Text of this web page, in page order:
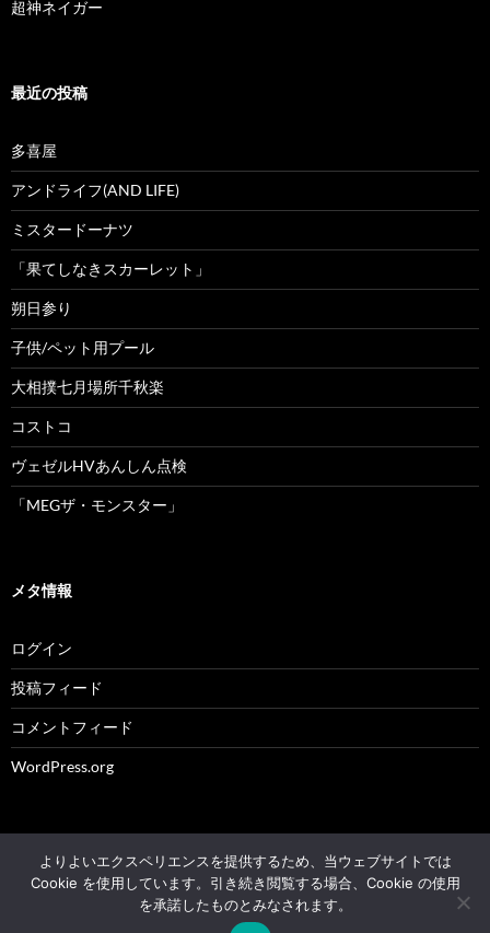
超神ネイガー
最近の投稿
多喜屋
アンドライフ(AND LIFE)
ミスタードーナツ
「果てしなきスカーレット」
朔日参り
子供/ペット用プール
大相撲七月場所千秋楽
コストコ
ヴェゼルHVあんしん点検
「MEGザ・モンスター」
メタ情報
ログイン
投稿フィード
コメントフィード
WordPress.org
© 2004 - 2026 NK's weblog All rights reserved.
よりよいエクスペリエンスを提供するため、当ウェブサイトでは
Cookie を使用しています。引き続き閲覧する場合、Cookie の使用
を承諾したものとみなされます。